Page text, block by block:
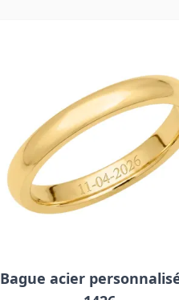
Bague acier